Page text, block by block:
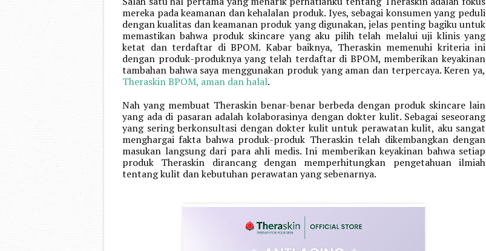
mereka pada keamanan dan kehalalan produk. Iyes, sebagai konsumen yang peduli
dengan kualitas dan keamanan produk yang digunakan, jelas penting bagiku untuk
memastikan bahwa produk skincare yang aku pilih telah melalui uji klinis yang
ketat dan terdaftar di BPOM. Kabar baiknya, Theraskin memenuhi kriteria ini
dengan produk-produknya yang telah terdaftar di BPOM, memberikan keyakinan
Theraskin BPOM, aman dan halal.
Nah yang membuat Theraskin benar-benar berbeda dengan produk skincare lain
yang ada di pasaran adalah kolaborasinya dengan dokter kulit. Sebagai seseorang
yang sering berkonsultasi dengan dokter kulit untuk perawatan kulit, aku sangat
menghargai fakta bahwa produk-produk Theraskin telah dikembangkan dengan
masukan langsung dari para ahli medis. Ini memberikan keyakinan bahwa setiap
produk Theraskin dirancang dengan memperhitungkan pengetahuan ilmiah
tentang kulit dan kebutuhan perawatan yang sebenarnya.